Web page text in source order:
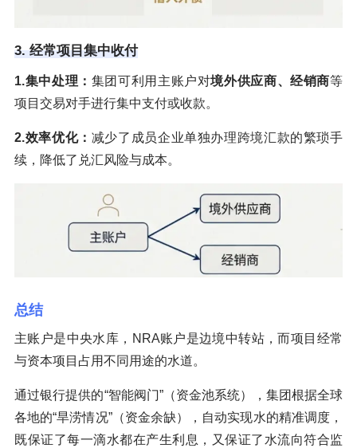
3. 经常项目集中收付
1.集中处理： 集团可利用主账户对境外供应商、经销商等
项目交易对手进行集中支付或收款。
2.效率优化： 减少了成员企业单独办理跨境汇款的繁琐手
续，降低了兑汇风险与成本。
总结
主账户是中央水库，NRA账户是边境中转站，而项目经常
与资本项目占用不同用途的水道。
通过银行提供的“智能阀门”（资金池系统），集团根据全球
各地的“旱涝情况”（资金余缺），自动实现水的精准调度，
既保证了每一滴水都在产生利息，又保证了水流向符合监